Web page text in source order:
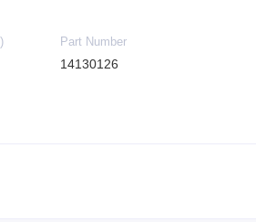
Part Number
14130126